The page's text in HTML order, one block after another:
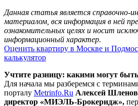
Данная статья является справочно-
материалом, вся информация в ней
ознакомительных целях и носит
информационный характер.
Оценить квартиру в Москве и
калькулятор
Учтите разницу: какими могут
Для начала мы разберемся с
порталу Metrinfo.Ru Алексей
директор «МИЭЛЬ-Брокеридж»,